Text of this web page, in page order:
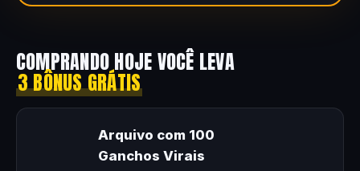
COMPRANDO HOJE VOCÊ LEVA
3 BÔNUS GRÁTIS
Arquivo com 100
Ganchos Virais